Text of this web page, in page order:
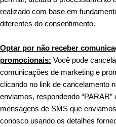
realizado com base em
diferentes do consentimento.
Optar por não receber
promocionais: Você pode
comunicações de marketing e
clicando no link de cancelamento
enviamos, respondendo “PARAR”
mensagens de SMS que
conosco usando os detalhes